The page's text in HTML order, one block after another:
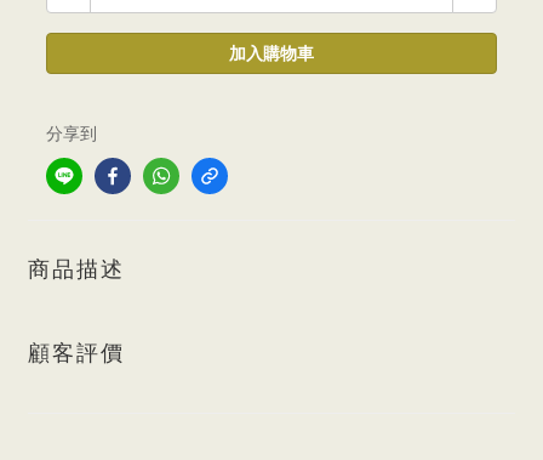
加入購物車
分享到
商品描述
顧客評價